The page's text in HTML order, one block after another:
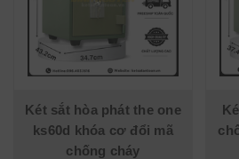
Két sắt hòa phát the one
ks60d khóa cơ đổi mã
chống cháy